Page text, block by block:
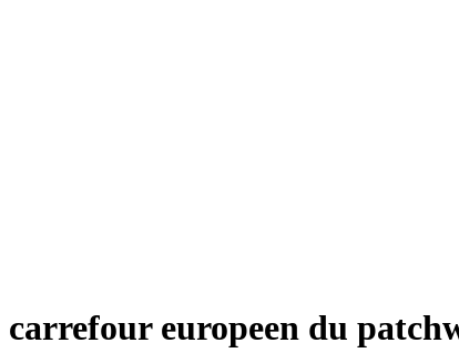
carrefour europeen du